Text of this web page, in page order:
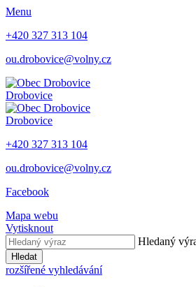
Menu
+420 327 313 104
ou.drobovice@volny.cz
Drobovice
Drobovice
+420 327 313 104
ou.drobovice@volny.cz
Facebook
Mapa webu
Vytisknout
Hledaný
Hledat
rozšířené vyhledávání